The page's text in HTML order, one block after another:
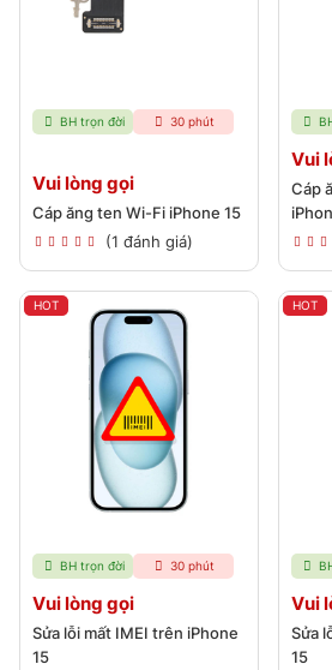
BH trọn đời 30 phút
Vui lòng gọi
Cáp ăng ten Wi-Fi iPhone 15
(1 đánh giá)
Vui
Cáp
HOT
BH trọn đời 30 phút
Vui lòng gọi
Sửa lỗi mất IMEI trên iPhone
15
HOT
Vui
Sửa
15